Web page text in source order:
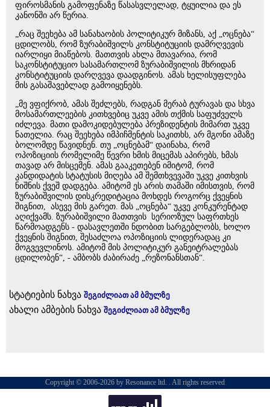
ფიროსმანის გამოფენაზე წასასვლელად, ტყუილია და ეს
კანონში არ წერია.
„რაც შეეხება ამ სანახაობის პოლიტიკურ მიზანს, აქ „ოცნება“
ცდილობს, რომ ზურაბიშვილს კონსტიტუციის დამრღვევის
იარლიყი მიაწებოს. მათთვის ახლა მთავარია, რომ
საკონსტიტუციო სასამართლომ ზურაბიშვილის მხრიდან
კონსტიტუციის დარღვევა დაადგინოს. ამას ხელისუფლება
მის გასაშავებლად გამოიყენებს.
„მე ვფიქრობ, ამას შეძლებს, რადგან მერაბ ტურავას და სხვა
მოსამართლეების კითხვებიც უკვე ამის თქმის საფუძველს
იძლევა. მათი დამოკიდებულება პრეზიდენტის მიმართ უკვე
ნათელია. რაც შეეხება იმპიჩმენტის საკითხს, არ მგონი ამაზე
ბოლომდე წავიდნენ. თუ „ოცნებამ“ დაინახა, რომ
ოპოზიციის რომელიმე წევრი ხმის მიცემას აპირებს, ხმას
თავად არ მისცემენ. ამას გააკეთებენ იმიტომ, რომ
კანდიდატის სტატუსის მიღება ამ შემთხვევაში უკვე კითხვის
ნიშნის ქვეშ დადგება. ამიტომ ეს არის თამაში იმისთვის, რომ
ზურაბიშვილის დისკრედიტაცია მოხდეს როგორც ქვეყნის
შიგნით, ასევე მის გარეთ. მას „ოცნება“ უკვე კონკურენტად
აღიქვამს. ზურაბიშვილი მათთვის სერიოზულ საფრთხეს
წარმოადგენს - დასავლეთში ნდობით სარგებლობს, ხოლო
ქვეყნის შიგნით, შესაძლოა ოპოზიციის ლიდერადაც კი
მოგვევლინოს. ამიტომ მის პოლიტიკურ განეიტრალებას
ცდილობენ“, - ამბობს ძაბირაძე „რეზონანსთან“.
სტატიების ნახვა შეგიძლიათ ამ ბმულზე
ახალი ამბების ნახვა შეგიძლიათ ამ ბმულზე
Copyright © 2006-2026 by Resonance ltd. . All rights reserved